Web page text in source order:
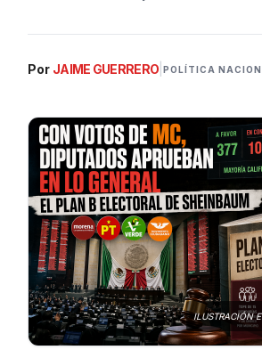
Por JAIME GUERRERO |POLÍTICA
ILUSTRACIÓN